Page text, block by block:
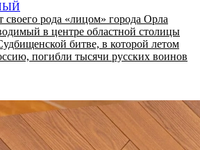
рода «лицом» города Орла
в центре областной столицы
битве, в которой летом
погибли тысячи русских воинов